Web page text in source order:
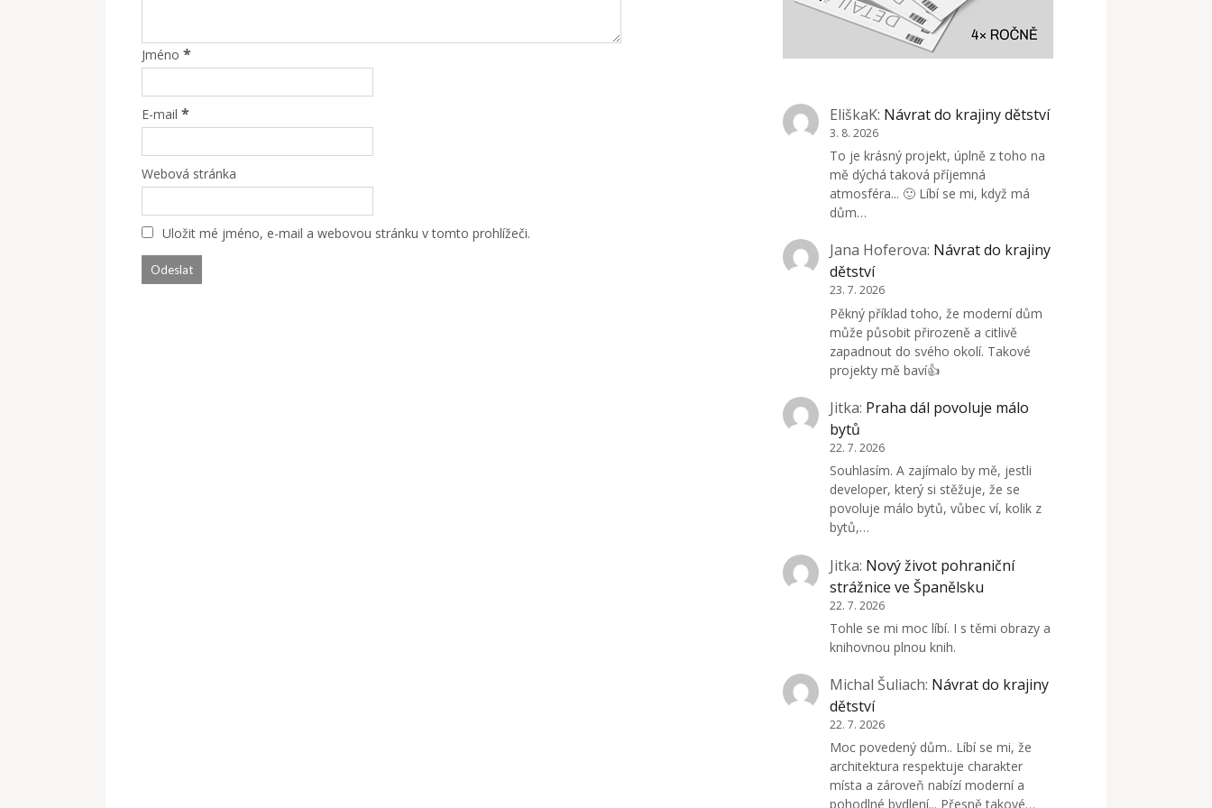
Jméno *
E-mail *
Webová stránka
Uložit mé jméno, e-mail a webovou stránku v tomto prohlížeči.
EliškaK: Návrat do krajiny dětství
3. 8. 2026
To je krásný projekt, úplně z toho na
mě dýchá taková příjemná
atmosféra... 🙂 Líbí se mi, když má
dům…
Jana Hoferova: Návrat do krajiny
dětství
23. 7. 2026
Pěkný příklad toho, že moderní dům
může působit přirozeně a citlivě
zapadnout do svého okolí. Takové
projekty mě baví👍
Jitka: Praha dál povoluje málo
bytů
22. 7. 2026
Souhlasím. A zajímalo by mě, jestli
developer, který si stěžuje, že se
povoluje málo bytů, vůbec ví, kolik z
bytů,…
Jitka: Nový život pohraniční
strážnice ve Španělsku
22. 7. 2026
Tohle se mi moc líbí. I s těmi obrazy a
knihovnou plnou knih.
Michal Šuliach: Návrat do krajiny
dětství
22. 7. 2026
Moc povedený dům.. Líbí se mi, že
architektura respektuje charakter
místa a zároveň nabízí moderní a
pohodlné bydlení... Přesně takové…